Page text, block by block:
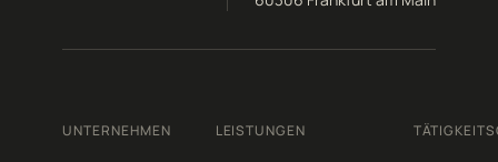
UNTERNEHMEN LEISTUNGEN